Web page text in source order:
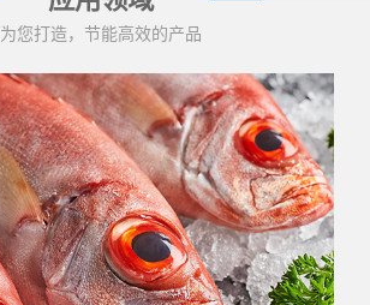
为您打造，节能高效的产品